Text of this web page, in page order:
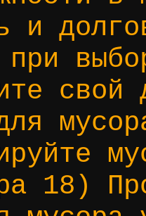
и
при
свой
18)